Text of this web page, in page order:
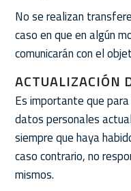
No se realizan
caso en que en algún
comunicarán con el
ACTUALIZACIÓN
Es importante que
datos personales
siempre que haya
caso contrario, no
mismos.